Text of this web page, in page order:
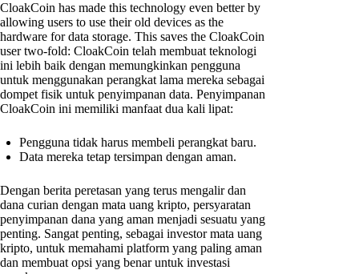
CloakCoin has made this technology even better by
allowing users to use their old devices as the
hardware for data storage. This saves the CloakCoin
user two-fold: CloakCoin telah membuat teknologi
ini lebih baik dengan memungkinkan pengguna
untuk menggunakan perangkat lama mereka sebagai
dompet fisik untuk penyimpanan data. Penyimpanan
CloakCoin ini memiliki manfaat dua kali lipat:
Pengguna tidak harus membeli perangkat baru.
Data mereka tetap tersimpan dengan aman.
Dengan berita peretasan yang terus mengalir dan
dana curian dengan mata uang kripto, persyaratan
penyimpanan dana yang aman menjadi sesuatu yang
penting. Sangat penting, sebagai investor mata uang
kripto, untuk memahami platform yang paling aman
dan membuat opsi yang benar untuk investasi